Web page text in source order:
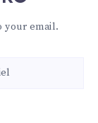
your email.